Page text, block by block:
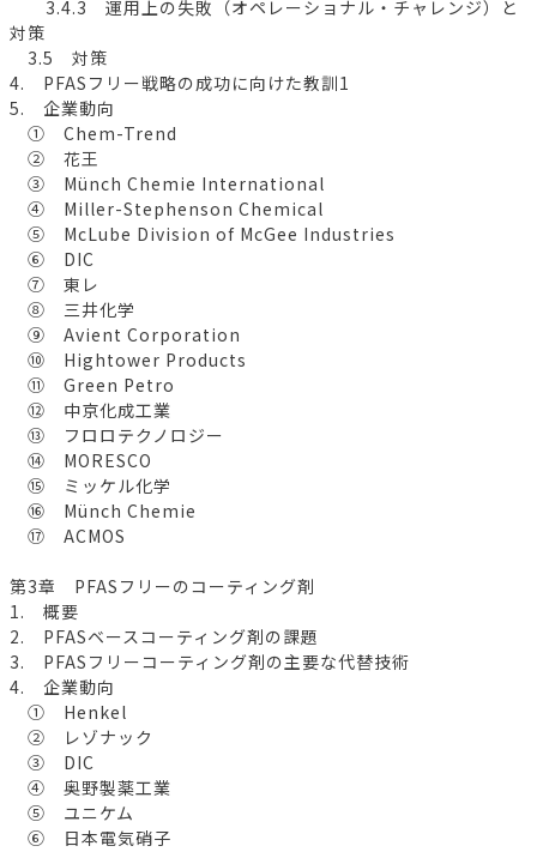
3.4.3 運用上の失敗（オペレーショナル・チャレンジ）と
対策
3.5 対策
4. PFASフリー戦略の成功に向けた教訓1
5. 企業動向
① Chem-Trend
② 花王
③ Münch Chemie International
④ Miller-Stephenson Chemical
⑤ McLube Division of McGee Industries
⑥ DIC
⑦ 東レ
⑧ 三井化学
⑨ Avient Corporation
⑩ Hightower Products
⑪ Green Petro
⑫ 中京化成工業
⑬ フロロテクノロジー
⑭ MORESCO
⑮ ミッケル化学
⑯ Münch Chemie
⑰ ACMOS
第3章 PFASフリーのコーティング剤
1. 概要
2. PFASベースコーティング剤の課題
3. PFASフリーコーティング剤の主要な代替技術
4. 企業動向
① Henkel
② レゾナック
③ DIC
④ 奥野製薬工業
⑤ ユニケム
⑥ 日本電気硝子